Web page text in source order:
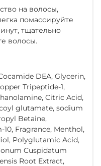
на волосы,
помассируйте
тщательно
волосы.
DEA, Glycerin,
Tripeptide-1,
Citric Acid,
glutamate, sodium
Betaine,
Fragrance, Menthol,
Polyglutamic Acid,
Cuspidatum
Root Extract,